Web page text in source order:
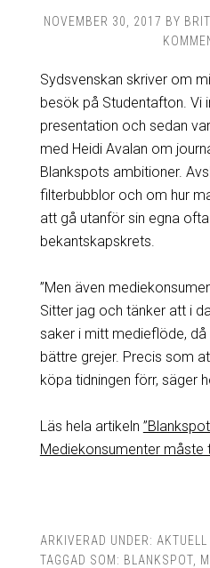
NOVEMBER 30, 2017 BY
Sydsvenskan skriver om
besök på Studentafton. Vi
presentation och sedan
med Heidi Avalan om
Blankspots ambitioner.
filterbubblor och om hur
att gå utanför sin egna
bekantskapskrets.
”Men även
Sitter jag och tänker att i
saker i mitt medieflöde,
bättre grejer. Precis som
köpa tidningen förr, säger
Läs hela artikeln
Mediekonsumenter måste
ARKIVERAD UNDER:
TAGGAD SOM: BLANKSPOT,